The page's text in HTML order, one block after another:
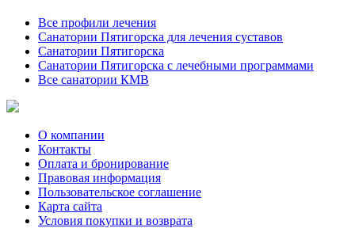
Все профили лечения
Санатории Пятигорска для лечения суставов
Санатории Пятигорска
Санатории Пятигорска с лечебными программами
Все санатории КМВ
О компании
Контакты
Оплата и бронирование
Правовая информация
Пользовательское соглашение
Карта сайта
Условия покупки и возврата